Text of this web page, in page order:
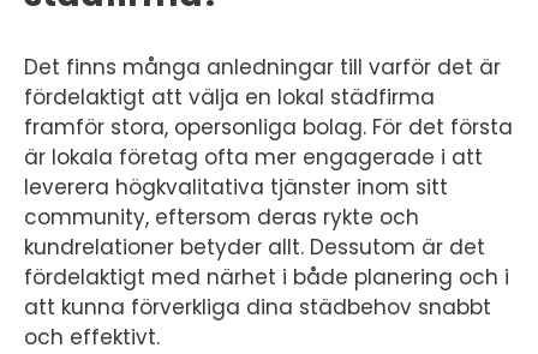
Det finns många anledningar till varför det är
fördelaktigt att välja en lokal städfirma
framför stora, opersonliga bolag. För det första
är lokala företag ofta mer engagerade i att
leverera högkvalitativa tjänster inom sitt
community, eftersom deras rykte och
kundrelationer betyder allt. Dessutom är det
fördelaktigt med närhet i både planering och i
att kunna förverkliga dina städbehov snabbt
och effektivt.